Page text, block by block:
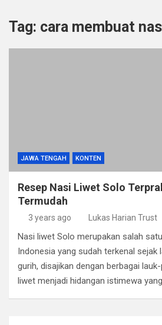
Tag: cara membuat
JAWA TENGAH KONTEN
Resep Nasi Liwet Solo
Termudah
3 years ago Lukas Harian Trust
Nasi liwet Solo merupakan salah
Indonesia yang sudah terkenal sejak
gurih, disajikan dengan berbagai
liwet menjadi hidangan istimewa